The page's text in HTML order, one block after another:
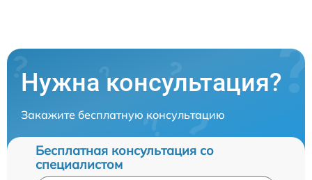
Нужна консультация?
Закажите бесплатную консультацию
Бесплатная консультация со
специалистом